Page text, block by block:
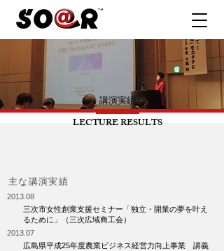
主な講演実績
2013.08
三次市女性創業支援セミナー「独立・開業の夢を叶え
るために」（三次広域商工会）
2013.07
広島県平成25年度農業ビジネス経営力向上事業 講義
講演実績
LECTURE RESULTS